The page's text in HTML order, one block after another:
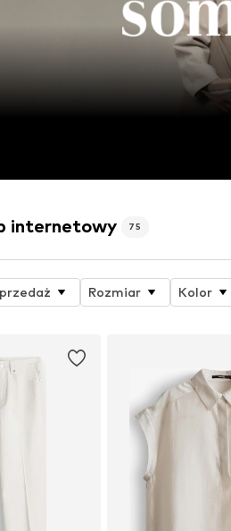
internetowy 75
Rozmiar Kolor